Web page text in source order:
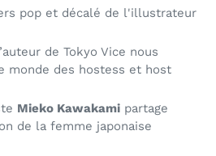
pop et décalé de l'illustrateur
de Tokyo Vice nous
monde des hostess et host
Mieko Kawakami partage
de la femme japonaise